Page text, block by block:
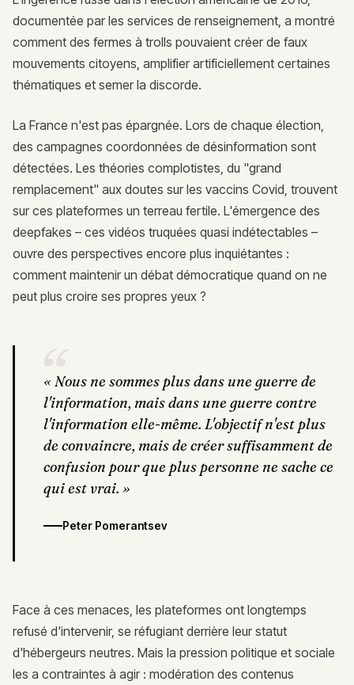
documentée par les services de renseignement, a montré
comment des fermes à trolls pouvaient créer de faux
mouvements citoyens, amplifier artificiellement certaines
thématiques et semer la discorde.
La France n'est pas épargnée. Lors de chaque élection,
des campagnes coordonnées de désinformation sont
détectées. Les théories complotistes, du "grand
remplacement" aux doutes sur les vaccins Covid, trouvent
sur ces plateformes un terreau fertile. L'émergence des
deepfakes – ces vidéos truquées quasi indétectables –
ouvre des perspectives encore plus inquiétantes :
comment maintenir un débat démocratique quand on ne
peut plus croire ses propres yeux ?
“
«Nous ne sommes plus dans une guerre de
l'information, mais dans une guerre contre
l'information elle-même. L'objectif n'est plus
de convaincre, mais de créer suffisamment de
confusion pour que plus personne ne sache ce
qui est vrai. »
Peter Pomerantsev
Face à ces menaces, les plateformes ont longtemps
refusé d'intervenir, se réfugiant derrière leur statut
d'hébergeurs neutres. Mais la pression politique et sociale
les a contraintes à agir : modération des contenus